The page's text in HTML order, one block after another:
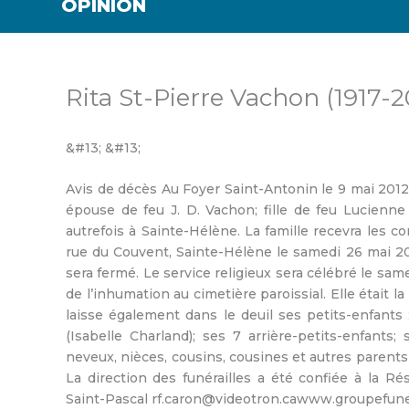
OPINION
Rita St-Pierre Vachon (1917-
&#13; &#13;
Avis de décès Au Foyer Saint-Antonin le 9 mai
épouse de feu J. D. Vachon; fille de feu
autrefois à Sainte-Hélène. La famille recevra les
rue du Couvent, Sainte-Hélène le samedi 26 mai
sera fermé. Le service religieux sera célébré le
de l’inhumation au cimetière paroissial. Elle était
laisse également dans le deuil ses petits-enfants
(Isabelle Charland); ses 7 arrière-petits-enfants;
neveux, nièces, cousins, cousines et autres
La direction des funérailles a été confiée à la
Saint-Pascal